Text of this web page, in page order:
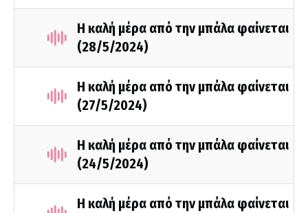
Η καλή μέρα από την μπάλα φαίνεται
(28/5/2024)
Η καλή μέρα από την μπάλα φαίνεται
(27/5/2024)
Η καλή μέρα από την μπάλα φαίνεται
(24/5/2024)
Η καλή μέρα από την μπάλα φαίνεται